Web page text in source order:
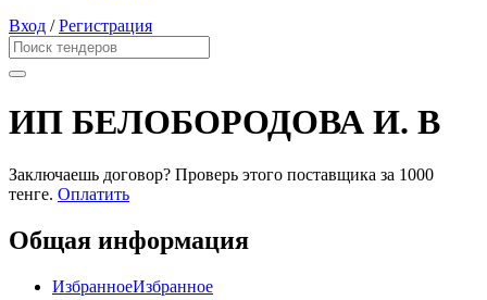
Вход /Регистрация
ИП БЕЛОБОРОДОВА И. В
Заключаешь договор? Проверь этого поставщика за 1000
тенге. Оплатить
Общая информация
ИзбранноеИзбранное